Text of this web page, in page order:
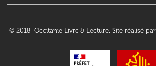
© 2018 Occitanie Livre & Lecture. Site réalisé par